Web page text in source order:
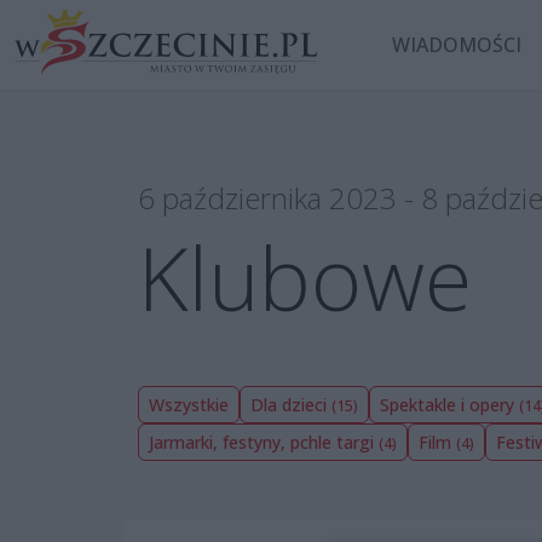
WIADOMOŚCI
6 października 2023 - 8
Klubowe
Wszystkie Dla dzieci (15) Spektakle i opery
Jarmarki, festyny, pchle targi (4) Film (4)